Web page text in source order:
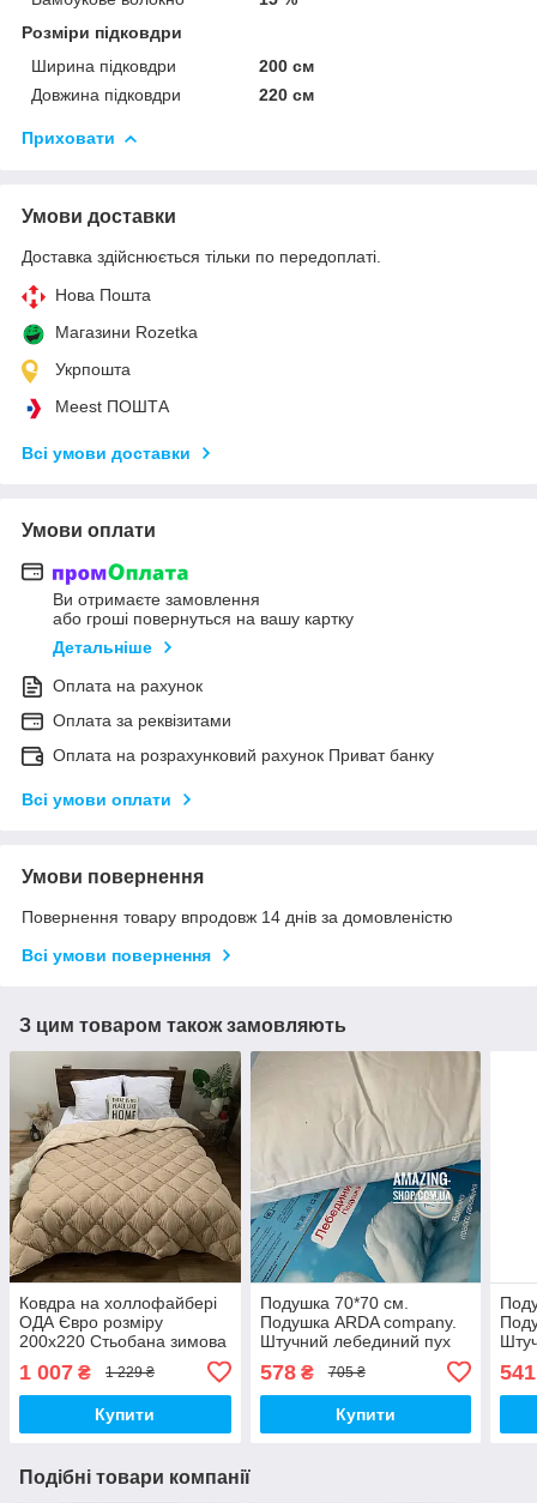
Розміри підковдри
Ширина підковдри
200 см
Довжина підковдри
220 см
Приховати
Умови доставки
Доставка здійснюється тільки по передоплаті.
Нова Пошта
Магазини Rozetka
Укрпошта
Meest ПОШТА
Всі умови доставки
Умови оплати
Ви отримаєте замовлення
або гроші повернуться на вашу картку
Детальніше
Оплата на рахунок
Оплата за реквізитами
Оплата на розрахунковий рахунок Приват банку
Всі умови оплати
Умови повернення
Повернення товару впродовж 14 днів за домовленістю
Всі умови повернення
З цим товаром також замовляють
Ковдра на холлофайбері
ОДА Євро розміру
200х220 Стьобана зимова
1 007 ₴ 1 229 ₴
Купити
Подушка 70*70 см.
Подушка ARDA company.
Штучний лебединий пух
578₴ 705 ₴
Купити
541
Подібні товари компанії